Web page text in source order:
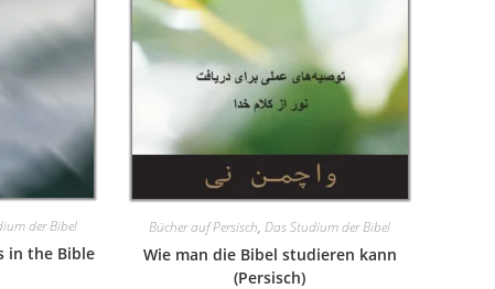
der Bibel
in the Bible
Bücher auf Persisch,Das Studium der Bibel
Wie man die Bibel studieren kann
(Persisch)